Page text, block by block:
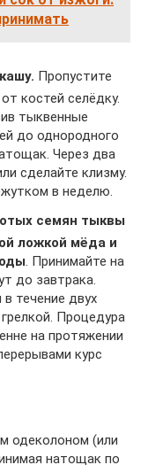
Пропустите
костей селёдку.
тыквенные
до однородного
Через два
сделайте клизму.
в неделю.
семян тыквы
ложкой мёда и
. Принимайте на
до завтрака.
течение двух
Процедура
на протяжении
курс
одеколоном (или
натощак по